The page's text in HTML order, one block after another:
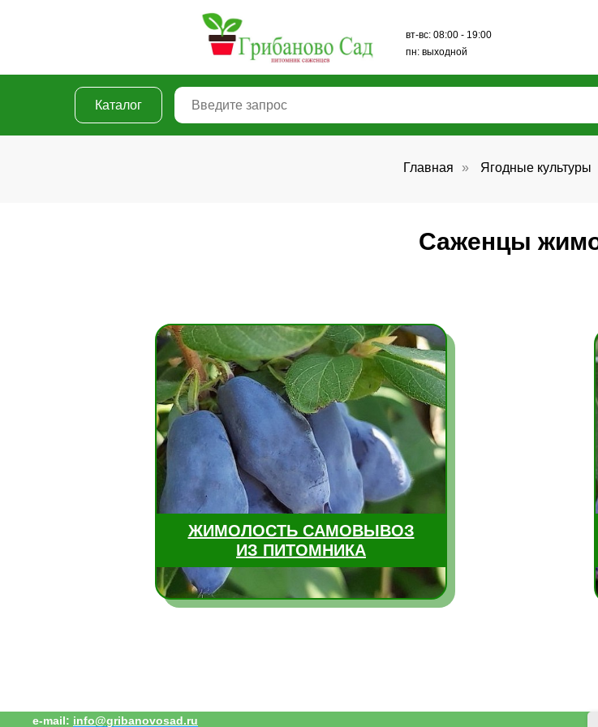
вт-вс: 08:00 - 19:00
пн: выходной
Каталог
Главная » Ягодные культуры
Саженцы
ЖИМОЛОСТЬ САМОВЫВОЗ
ИЗ ПИТОМНИКА
e-mail: info@gribanovosad.ru